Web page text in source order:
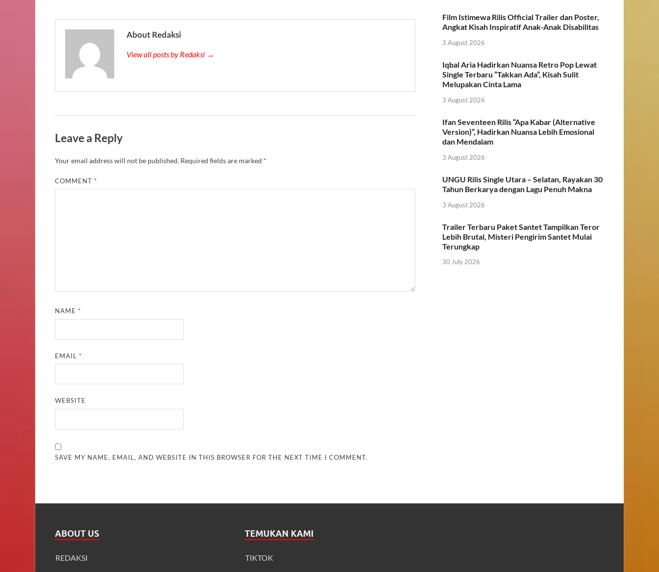
About Redaksi
View all posts by Redaksi →
Leave a Reply
Your email address will not be published. Required fields are marked *
COMMENT*
NAME*
EMAIL*
WEBSITE
SAVE MY NAME, EMAIL, AND WEBSITE IN THIS BROWSER FOR THE NEXT TIME I COMMENT.
Film Istimewa Rilis Official Trailer dan Poster,
Angkat Kisah Inspiratif Anak-Anak Disabilitas
3 August 2026
Iqbal Aria Hadirkan Nuansa Retro Pop Lewat
Single Terbaru “Takkan Ada”, Kisah Sulit
Melupakan Cinta Lama
3 August 2026
Ifan Seventeen Rilis “Apa Kabar (Alternative
Version)”, Hadirkan Nuansa Lebih Emosional
dan Mendalam
3 August 2026
UNGU Rilis Single Utara – Selatan, Rayakan 30
Tahun Berkarya dengan Lagu Penuh Makna
3 August 2026
Trailer Terbaru Paket Santet Tampilkan Teror
Lebih Brutal, Misteri Pengirim Santet Mulai
Terungkap
30 July 2026
ABOUT US
REDAKSI
TEMUKAN KAMI
TIKTOK